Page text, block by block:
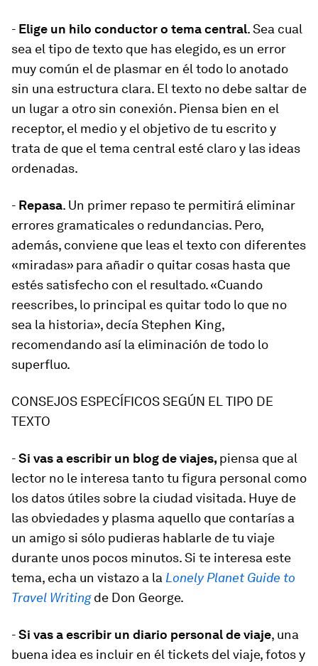
- Elige un hilo conductor o tema central. Sea cual
sea el tipo de texto que has elegido, es un error
muy común el de plasmar en él todo lo anotado
sin una estructura clara. El texto no debe saltar de
un lugar a otro sin conexión. Piensa bien en el
receptor, el medio y el objetivo de tu escrito y
trata de que el tema central esté claro y las ideas
ordenadas.
- Repasa. Un primer repaso te permitirá eliminar
errores gramaticales o redundancias. Pero,
además, conviene que leas el texto con diferentes
«miradas» para añadir o quitar cosas hasta que
estés satisfecho con el resultado. «Cuando
reescribes, lo principal es quitar todo lo que no
sea la historia», decía Stephen King,
recomendando así la eliminación de todo lo
superfluo.
CONSEJOS ESPECÍFICOS SEGÚN EL TIPO DE
TEXTO
-Si vas a escribir un blog de viajes, piensa que al
lector no le interesa tanto tu figura personal como
los datos útiles sobre la ciudad visitada. Huye de
las obviedades y plasma aquello que contarías a
un amigo si sólo pudieras hablarle de tu viaje
durante unos pocos minutos. Si te interesa este
tema, echa un vistazo a la Lonely Planet Guide to
Travel Writingde Don George.
-Si vas a escribir un diario personal de viaje, una
buena idea es incluir en él tickets del viaje, fotos y